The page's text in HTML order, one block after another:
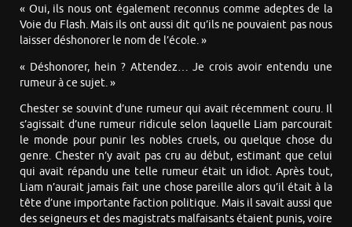
« Oui, ils nous ont également reconnus comme adeptes de la
Voie du Flash. Mais ils ont aussi dit qu’ils ne pouvaient pas nous
laisser déshonorer le nom de l’école. »
« Déshonorer, hein ? Attendez… Je crois avoir entendu une
rumeur à ce sujet. »
Chester se souvint d’une rumeur qui avait récemment couru. Il
s’agissait d’une rumeur ridicule selon laquelle Liam parcourait
le monde pour punir les nobles cruels, ou quelque chose du
genre. Chester n’y avait pas cru au début, estimant que celui
qui avait répandu une telle rumeur était un idiot. Après tout,
Liam n’aurait jamais fait une chose pareille alors qu’il était à la
tête d’une importante faction politique. Mais il savait aussi que
des seigneurs et des magistrats malfaisants étaient punis, voire